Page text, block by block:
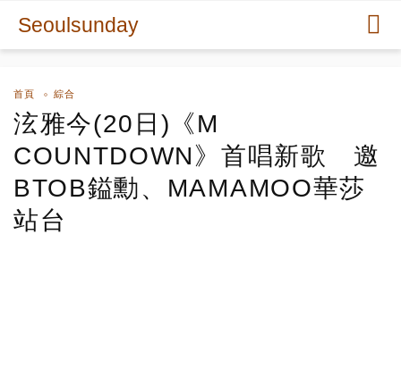
Seoulsunday
首頁 綜合
泫雅今(20日)《M
COUNTDOWN》首唱新歌 邀
BTOB鎰勳、MAMAMOO華莎
站台